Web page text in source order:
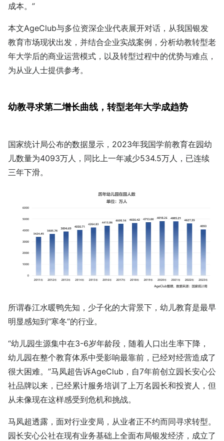
成本。”
本文AgeClub与多位资深企业代表展开对话，从我国银发
教育市场现状出发，并结合企业实战案例，分析幼教转型老
年大学后的商业运营模式，以及转型过程中的优势与难点，
为从业人士提供参考。
幼教寻求第二增长曲线，转型老年大学成趋势
国家统计局公布的数据显示，2023年我国学前教育在园幼
儿数量为4093万人，同比上一年减少534.5万人，已连续
三年下滑。
所谓春江水暖鸭先知，少子化的大背景下，幼儿教育是最早
明显感知到“寒冬”的行业。
“幼儿园生源集中在3-6岁年龄段，随着人口出生率下降，
幼儿园在整个教育体系中受影响最靠前，已经对经营造成了
很大困难。”马凤超告诉AgeClub，自7年前创立园长安心公
社品牌以来，已经累计服务培训了上万名园长和投资人，但
从未像现在这样感受到危机和挑战。
马凤超透露，面对行业变局，从业者正不约而同寻求转型。
园长安心公社在现有业务基础上全面布局银发经济，成立了